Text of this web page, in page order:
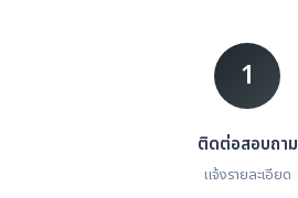
1
ติดต่อสอบถาม
แจ้งรายละเอียด